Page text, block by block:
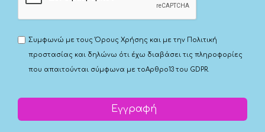
Συμφωνώ με τουςΌρους Χρήσης και με την Πολιτική
προστασίας και δηλώνω ότι έχω διαβάσει τις πληροφορίες
που απαιτούνται σύμφωνα με τοΑρθρο13 του GDPR.
Εγγραφή